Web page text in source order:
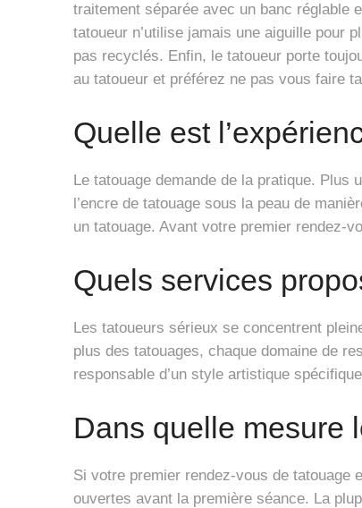
traitement séparée avec un banc réglable
tatoueur n’utilise jamais une aiguille pour
pas recyclés. Enfin, le tatoueur porte
au tatoueur et préférez ne pas vous faire
Quelle est
Le tatouage demande de la pratique. Plus
l’encre de tatouage sous la peau de
un tatouage. Avant votre premier rendez-
Quels services
Les tatoueurs sérieux se concentrent
plus des tatouages, chaque domaine de
responsable d’un style artistique
Dans quelle mesure
Si votre premier rendez-vous de tatouage
ouvertes avant la première séance. La